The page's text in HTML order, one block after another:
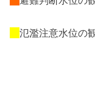
氾濫注意水位の